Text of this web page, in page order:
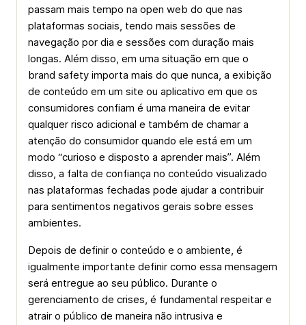
passam mais tempo na open web do que nas
plataformas sociais, tendo mais sessões de
navegação por dia e sessões com duração mais
longas. Além disso, em uma situação em que o
brand safety importa mais do que nunca, a exibição
de conteúdo em um site ou aplicativo em que os
consumidores confiam é uma maneira de evitar
qualquer risco adicional e também de chamar a
atenção do consumidor quando ele está em um
modo “curioso e disposto a aprender mais”. Além
disso, a falta de confiança no conteúdo visualizado
nas plataformas fechadas pode ajudar a contribuir
para sentimentos negativos gerais sobre esses
ambientes.
Depois de definir o conteúdo e o ambiente, é
igualmente importante definir como essa mensagem
será entregue ao seu público. Durante o
gerenciamento de crises, é fundamental respeitar e
atrair o público de maneira não intrusiva e